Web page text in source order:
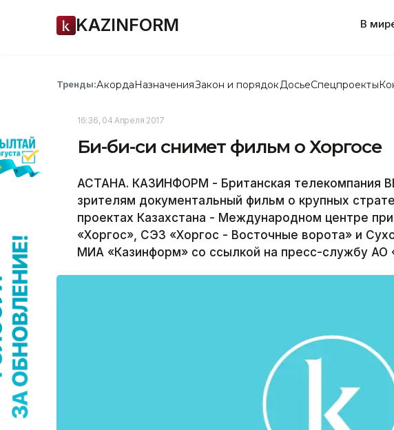
KAZINFORM В
Тренды:АкордаНазначенияЗакон и порядок ДосьеСпецпроекты
16:36, 04 Апреля 2017
Би-би-си снимет фильм о Хоргосе
АСТАНА. КАЗИНФОРМ - Британская телекомпания
зрителям документальный фильм о крупных
проектах Казахстана - Международном центре
«Хоргос», СЭЗ «Хоргос - Восточные ворота» и
МИА «Казинформ» со ссылкой на пресс-службу АО